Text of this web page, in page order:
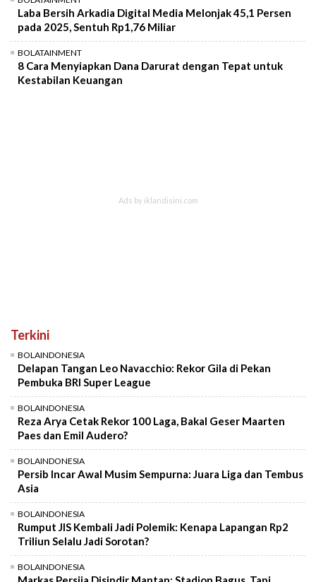
Laba Bersih Arkadia Digital Media Melonjak 45,1 Persen
pada 2025, Sentuh Rp1,76 Miliar
BOLATAINMENT
8 Cara Menyiapkan Dana Darurat dengan Tepat untuk
Kestabilan Keuangan
Terkini
BOLAINDONESIA
Delapan Tangan Leo Navacchio: Rekor Gila di Pekan
Pembuka BRI Super League
BOLAINDONESIA
Reza Arya Cetak Rekor 100 Laga, Bakal Geser Maarten
Paes dan Emil Audero?
BOLAINDONESIA
Persib Incar Awal Musim Sempurna: Juara Liga dan Tembus
Asia
BOLAINDONESIA
Rumput JIS Kembali Jadi Polemik: Kenapa Lapangan Rp2
Triliun Selalu Jadi Sorotan?
BOLAINDONESIA